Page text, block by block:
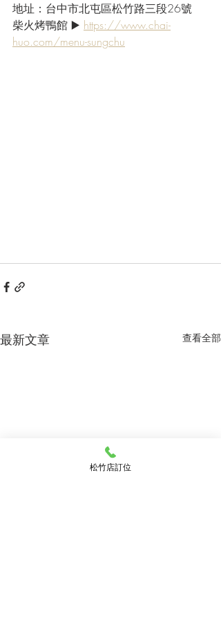
地址：台中市北屯區松竹路三段26號
柴火烤鴨館 ▶️ https://www.chai-
huo.com/menu-sungchu
最新文章 查看全部
松竹店訂位